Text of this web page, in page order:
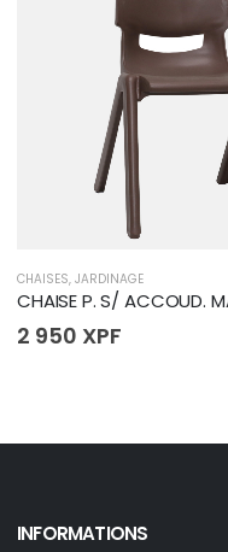
CHAISES, JARDINAGE
CHAISE P. S/ ACCOUD.
2 950 XPF
INFORMATIONS